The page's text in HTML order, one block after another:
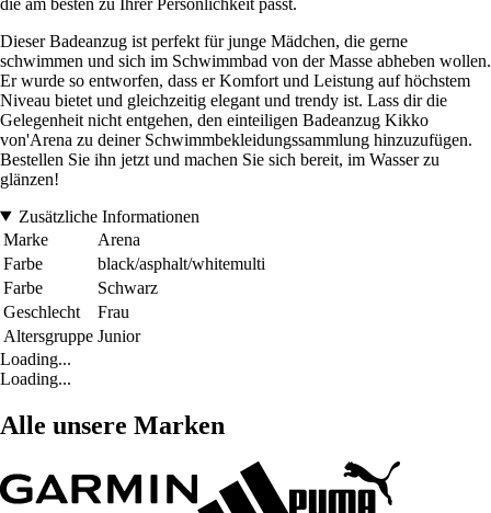
Dieser Badeanzug ist perfekt für junge Mädchen, die gerne
schwimmen und sich im Schwimmbad von der Masse abheben wollen.
Er wurde so entworfen, dass er Komfort und Leistung auf höchstem
Niveau bietet und gleichzeitig elegant und trendy ist. Lass dir die
Gelegenheit nicht entgehen, den einteiligen Badeanzug Kikko
von'Arena zu deiner Schwimmbekleidungssammlung hinzuzufügen.
Bestellen Sie ihn jetzt und machen Sie sich bereit, im Wasser zu
glänzen!
Zusätzliche Informationen
Marke
Arena
Farbe
black/asphalt/whitemulti
Farbe
Schwarz
Geschlecht
Frau
Altersgruppe Junior
Loading...
Loading...
Alle unsere Marken